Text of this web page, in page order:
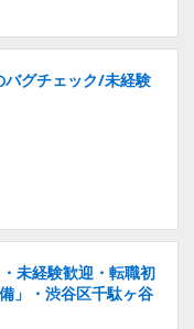
バグチェック/未経験
未経験歓迎・転職初
」・渋谷区千駄ヶ谷